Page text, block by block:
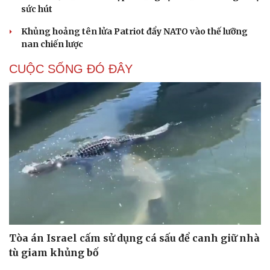
Cải chính
sức hút
Khủng hoảng tên lửa Patriot đẩy NATO vào thế lưỡng
nan chiến lược
CUỘC SỐNG ĐÓ ĐÂY
Tòa án Israel cấm sử dụng cá sấu để canh giữ nhà
tù giam khủng bố